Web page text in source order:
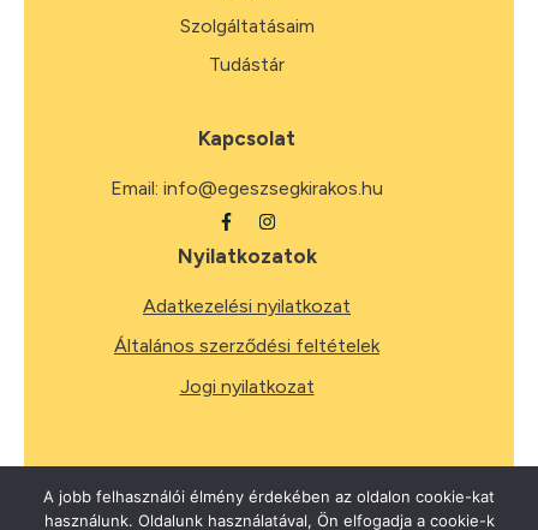
Szolgáltatásaim
Tudástár
Kapcsolat
Email: info@egeszsegkirakos.hu
Nyilatkozatok
Adatkezelési nyilatkozat
Általános szerződési feltételek
Jogi nyilatkozat
2026Minden jog fenntartva.
A jobb felhasználói élmény érdekében az oldalon cookie-kat
használunk. Oldalunk használatával, Ön elfogadja a cookie-k